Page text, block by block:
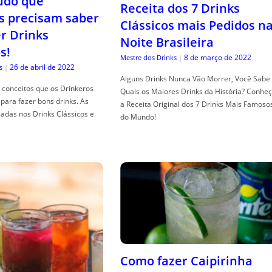
precisam saber
Drinks
| 26 de abril de 2022
que os Drinkeros
fazer bons drinks. As
nos Drinks Clássicos e
Receita dos 7 Drinks
Clássicos mais Pedidos
Noite Brasileira
Mestre dos Drinks | 8 de março de 2022
Alguns Drinks Nunca Vão Morrer, Você Sabe
Quais os Maiores Drinks da História?
a Receita Original dos 7 Drinks Mais
do Mundo!
Como fazer Caipirinha